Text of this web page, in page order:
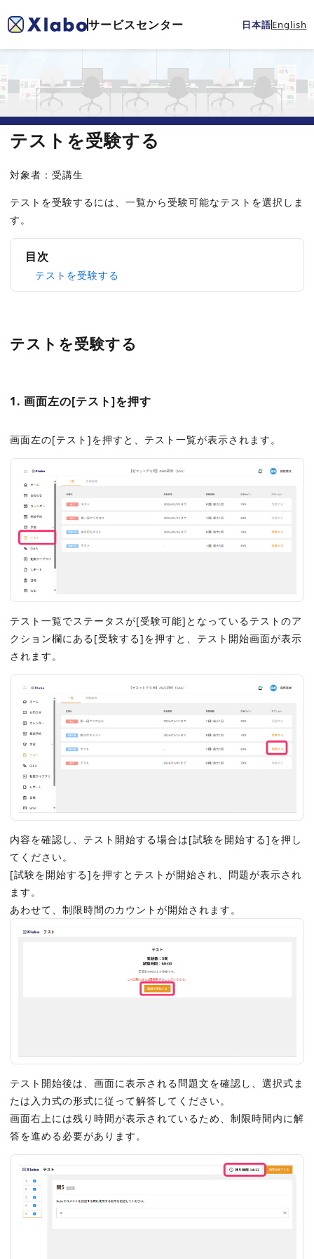
サービスセンター 日本語English
テストを受験する
対象者：受講生
テストを受験するには、一覧から受験可能なテストを選択しま
す。
目次
テストを受験する
テストを受験する
1. 画面左の[テスト]を押す
画面左の[テスト]を押すと、テスト一覧が表示されます。
テスト一覧でステータスが[受験可能]となっているテストのア
クション欄にある[受験する]を押すと、テスト開始画面が表示
されます。
内容を確認し、テスト開始する場合は[試験を開始する]を押し
てください。
[試験を開始する]を押すとテストが開始され、問題が表示され
ます。
あわせて、制限時間のカウントが開始されます。
テスト開始後は、画面に表示される問題文を確認し、選択式ま
たは入力式の形式に従って解答してください。
画面右上には残り時間が表示されているため、制限時間内に解
答を進める必要があります。